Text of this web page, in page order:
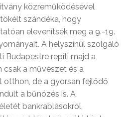
közreműködésével
szándéka, hogy
elevenítsék meg a 9.-19.
A helyszínül szolgáló
Budapestre repíti majd a
csak a művészet és a
otthon, de a gyorsan fejlődő
a bűnözés is. A
bankrablásokról,